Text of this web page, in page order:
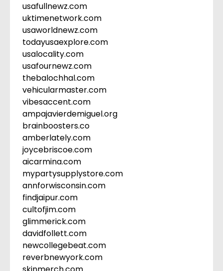
usafullnewz.com
uktimenetwork.com
usaworldnewz.com
todayusaexplore.com
usalocality.com
usafournewz.com
thebalochhal.com
vehicularmaster.com
vibesaccent.com
ampajavierdemiguel.org
brainboosters.co
amberlately.com
joycebriscoe.com
aicarmina.com
mypartysupplystore.com
annforwisconsin.com
findjaipur.com
cultofjim.com
glimmerick.com
davidfollett.com
newcollegebeat.com
reverbnewyork.com